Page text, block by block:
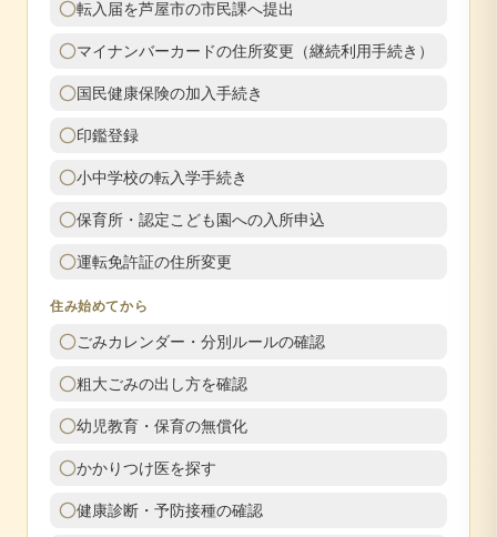
転入届を芦屋市の市民課へ提出
マイナンバーカードの住所変更（継続利用手続き）
国民健康保険の加入手続き
印鑑登録
小中学校の転入学手続き
保育所・認定こども園への入所申込
運転免許証の住所変更
住み始めてから
ごみカレンダー・分別ルールの確認
粗大ごみの出し方を確認
幼児教育・保育の無償化
かかりつけ医を探す
健康診断・予防接種の確認